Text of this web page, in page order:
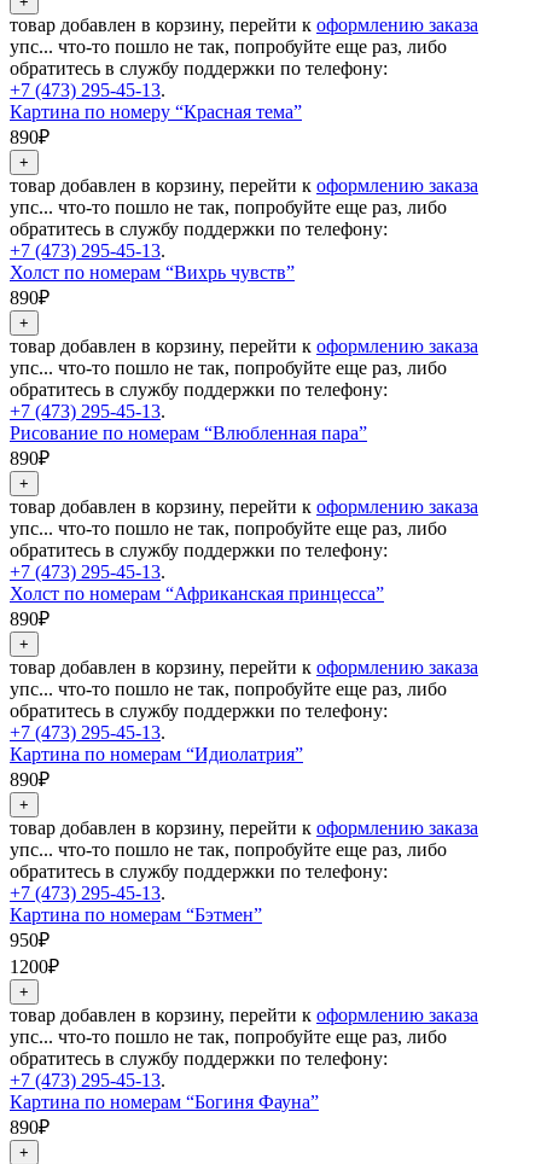
товар добавлен в корзину, перейти к оформлению заказа
упс... что-то пошло не так, попробуйте еще раз, либо
обратитесь в службу поддержки по телефону:
+7 (473) 295-45-13.
Картина по номеру “Красная тема”
890₽
товар добавлен в корзину, перейти к оформлению заказа
упс... что-то пошло не так, попробуйте еще раз, либо
обратитесь в службу поддержки по телефону:
+7 (473) 295-45-13.
Холст по номерам “Вихрь чувств”
890₽
товар добавлен в корзину, перейти к оформлению заказа
упс... что-то пошло не так, попробуйте еще раз, либо
обратитесь в службу поддержки по телефону:
+7 (473) 295-45-13.
Рисование по номерам “Влюбленная пара”
890₽
товар добавлен в корзину, перейти к оформлению заказа
упс... что-то пошло не так, попробуйте еще раз, либо
обратитесь в службу поддержки по телефону:
+7 (473) 295-45-13.
Холст по номерам “Африканская принцесса”
890₽
товар добавлен в корзину, перейти к оформлению заказа
упс... что-то пошло не так, попробуйте еще раз, либо
обратитесь в службу поддержки по телефону:
+7 (473) 295-45-13.
Картина по номерам “Идиолатрия”
890₽
товар добавлен в корзину, перейти к оформлению заказа
упс... что-то пошло не так, попробуйте еще раз, либо
обратитесь в службу поддержки по телефону:
+7 (473) 295-45-13.
Картина по номерам “Бэтмен”
950₽
1200₽
товар добавлен в корзину, перейти к оформлению заказа
упс... что-то пошло не так, попробуйте еще раз, либо
обратитесь в службу поддержки по телефону:
+7 (473) 295-45-13.
Картина по номерам “Богиня Фауна”
890₽